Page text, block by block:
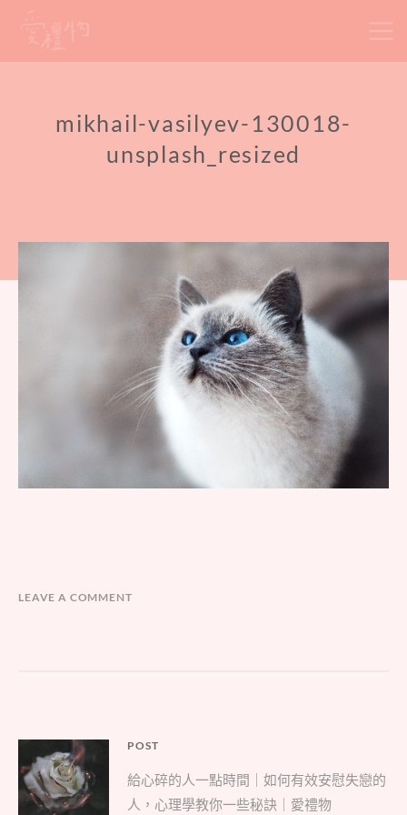
mikhail-vasilyev-130018-
unsplash_resized
LEAVE A COMMENT
章
導
POST
Parent
post:
給心碎的人一點時間｜如何有效安慰失戀的
人，心理學教你一些秘訣｜愛禮物